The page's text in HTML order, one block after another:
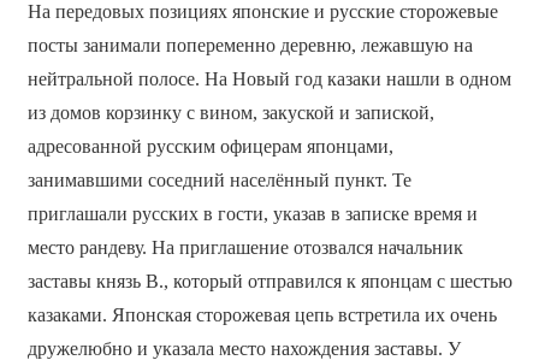
На передовых позициях японские и русские сторожевые
посты занимали попеременно деревню, лежавшую на
нейтральной полосе. На Новый год казаки нашли в одном
из домов корзинку с вином, закуской и запиской,
адресованной русским офицерам японцами,
занимавшими соседний населённый пункт. Те
приглашали русских в гости, указав в записке время и
место рандеву. На приглашение отозвался начальник
заставы князь В., который отправился к японцам с шестью
казаками. Японская сторожевая цепь встретила их очень
дружелюбно и указала место нахождения заставы. У